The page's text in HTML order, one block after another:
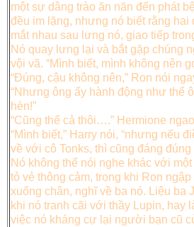
một sự dâng trào ăn năn đến phát
đều im lặng, nhưng nó biết rằng hai
mắt nhau sau lưng nó, giao tiếp
Nó quay lưng lại và bắt gặp chúng
vội vã. “Mình biết, mình không nên
“Đúng, cậu không nên,” Ron nói
“Nhưng ông ấy hành động như thể
hèn!”
“Cũng thế cả thôi….” Hermione
“Mình biết,” Harry nói, “nhưng nếu
về với cô Tonks, thì cũng đáng đúng
Nó không thể nói nghe khác với
tỏ vẻ thông cảm, trong khi Ron
xuống chân, nghĩ về ba nó. Liệu ba
khi nó tranh cãi với thầy Lupin, hay
việc nó kháng cự lại người bạn cũ